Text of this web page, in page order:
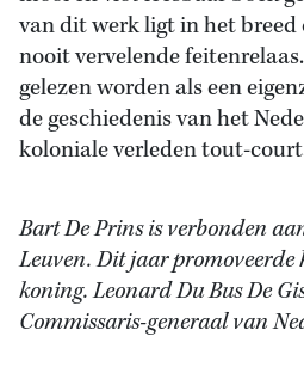
van dit werk ligt in het breed
nooit vervelende
gelezen worden als een
de geschiedenis van het
koloniale verleden tout-
Bart De Prins is verbonden
Leuven. Dit jaar promoveerde
koning. Leonard Du Bus De
Commissaris-generaal van